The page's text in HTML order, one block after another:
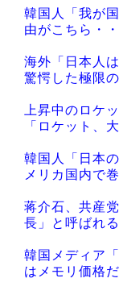
韓国人「我が
由がこちら・・
海外「日本人
驚愕した極限
上昇中のロケ
「ロケット、
韓国人「日本
メリカ国内で
蒋介石、共産
長」と呼ばれる
韓国メディア
はメモリ価格